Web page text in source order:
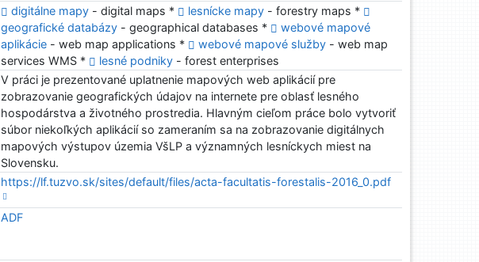
digitálne mapy - digital maps * lesnícke mapy - forestry maps *
geografické databázy - geographical databases *
webové mapové
aplikácie - web map applications * webové mapové služby - web map
services WMS *
lesné podniky - forest enterprises
V práci je prezentované uplatnenie mapových web aplikácií pre
zobrazovanie geografických údajov na internete pre oblasť lesného
hospodárstva a životného prostredia. Hlavným cieľom práce bolo vytvoriť
súbor niekoľkých aplikácií so zameraním sa na zobrazovanie digitálnych
mapových výstupov územia VšLP a významných lesníckych miest na
Slovensku.
https://lf.tuzvo.sk/sites/default/files/acta-facultatis-forestalis-2016_0.pdf
ADF